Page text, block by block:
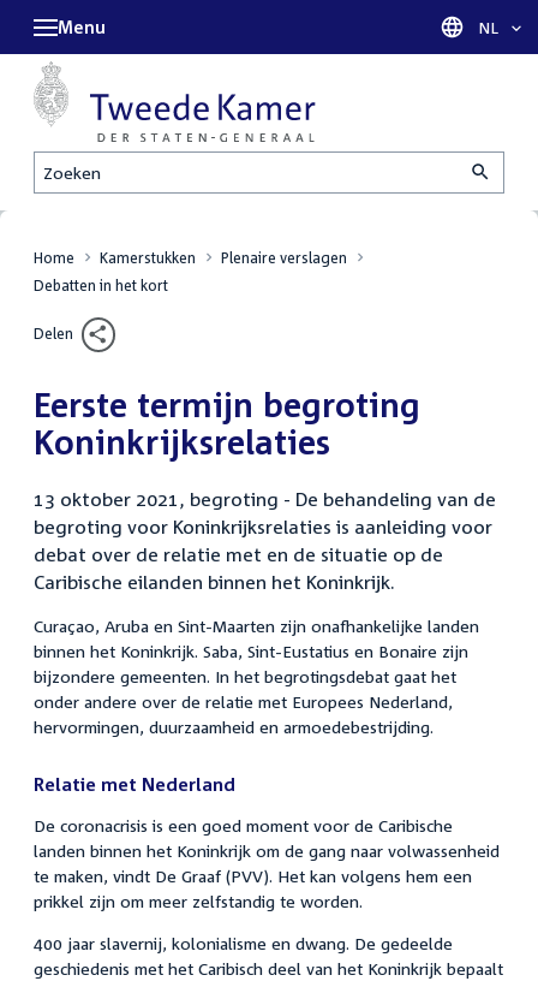
Zoeken
Menu Taal
NL
Home Kamerstukken
Plenaire verslagen
Debatten in het kort
Delen
Eerste termijn begroting
Koninkrijksrelaties
13 oktober 2021, begroting - De behandeling van de
begroting voor Koninkrijksrelaties is aanleiding voor
debat over de relatie met en de situatie op de
Caribische eilanden binnen het Koninkrijk.
Curaçao, Aruba en Sint-Maarten zijn onafhankelijke landen
binnen het Koninkrijk. Saba, Sint-Eustatius en Bonaire zijn
bijzondere gemeenten. In het begrotingsdebat gaat het
onder andere over de relatie met Europees Nederland,
hervormingen, duurzaamheid en armoedebestrijding.
Relatie met Nederland
De coronacrisis is een goed moment voor de Caribische
landen binnen het Koninkrijk om de gang naar volwassenheid
te maken, vindt De Graaf (PVV). Het kan volgens hem een
prikkel zijn om meer zelfstandig te worden.
400 jaar slavernij, kolonialisme en dwang. De gedeelde
geschiedenis met het Caribisch deel van het Koninkrijk bepaalt